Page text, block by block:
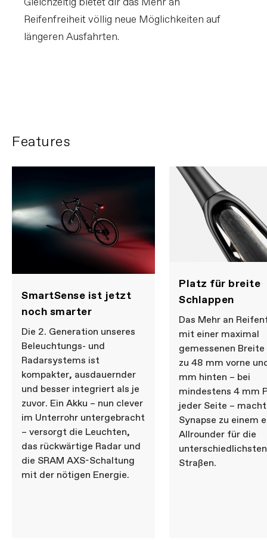
Reifenfreiheit völlig neue Möglichkeiten auf
längeren Ausfahrten.
Features
SmartSense ist jetzt
noch smarter
Die 2. Generation unseres
Beleuchtungs- und
Radarsystems ist
kompakter, ausdauernder
und besser integriert als je
zuvor. Ein Akku – nun clever
im Unterrohr untergebracht
– versorgt die Leuchten,
das rückwärtige Radar und
die SRAM AXS-Schaltung
mit der nötigen Energie.
Platz für breite
Schlappen
Das Mehr an
mit einer maximal
gemessenen Breite
zu 48 mm vorne
mm hinten – bei
mindestens 4 mm
jeder Seite –
Synapse zu einem
Allrounder für die
unterschiedlichsten
Straßen.